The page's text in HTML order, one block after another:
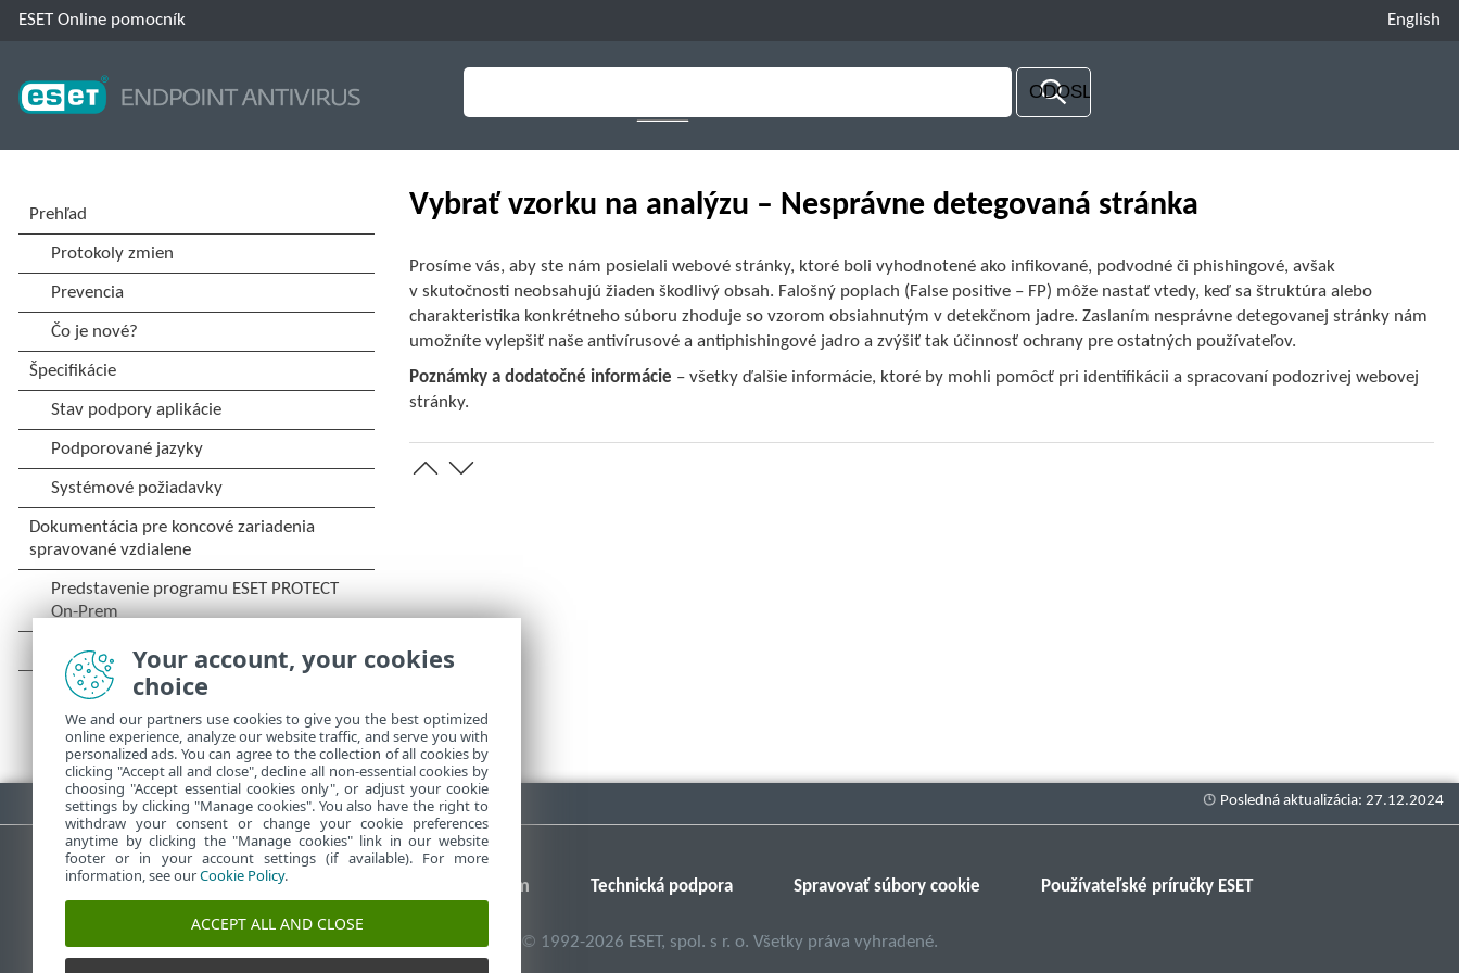
ESET Online pomocník English
Vybrať vzorku na analýzu – Nesprávne detegovaná stránka
Prosíme vás, aby ste nám posielali webové stránky, ktoré boli vyhodnotené ako infikované, podvodné či phishingové, avšak
v skutočnosti neobsahujú žiaden škodlivý obsah. Falošný poplach (False positive – FP) môže nastať vtedy, keď sa štruktúra alebo
charakteristika konkrétneho súboru zhoduje so vzorom obsiahnutým v detekčnom jadre. Zaslaním nesprávne detegovanej stránky nám
umožníte vylepšiť naše antivírusové a antiphishingové jadro a zvýšiť tak účinnosť ochrany pre ostatných používateľov.
Poznámky a dodatočné informácie – všetky ďalšie informácie, ktoré by mohli pomôcť pri identifikácii a spracovaní podozrivej webovej
stránky.
Stiahnuť PDF
Databáza znalostí ESET ESET Fórum Technická podpora Spravovať súbory cookie Používateľské príručky ESET
© 1992-2026 ESET, spol. s r. o. Všetky práva vyhradené.
Your account, your cookies
choice
We and our partners use cookies to give you the best optimized
online experience, analyze our website traffic, and serve you with
personalized ads. You can agree to the collection of all cookies by
clicking "Accept all and close", decline all non-essential cookies by
choosing "Accept essential cookies only", or adjust your cookie
settings by clicking "Manage cookies". You also have the right to
withdraw your consent or change your cookie preferences
anytime by clicking the "Manage cookies" link in our website
footer or in your account settings (if available). For more
information, see ourCookie Policy.
ACCEPT ALL AND CLOSE